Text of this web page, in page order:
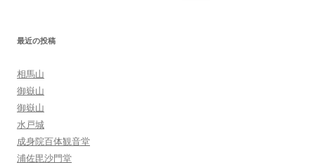
ョ
最近の投稿
相馬山
御嶽山
御嶽山
水戸城
成身院百体観音堂
浦佐毘沙門堂